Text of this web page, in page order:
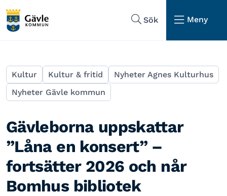
Sök
Meny
Kultur Kultur & fritid
Nyheter Agnes Kulturhus
Nyheter Gävle kommun
Gävleborna uppskattar
”Låna en konsert” –
fortsätter 2026 och når
Bomhus bibliotek